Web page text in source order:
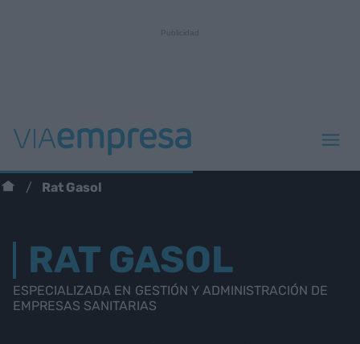
Rat Gasol
RAT GASOL
ESPECIALIZADA EN GESTIÓN Y ADMINISTRACIÓN DE
EMPRESAS SANITARIAS